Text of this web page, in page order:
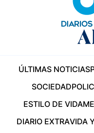
ÚLTIMAS NOTICIAS
SOCIEDAD
ESTILO DE VIDA
DIARIO EXTRAVIDA